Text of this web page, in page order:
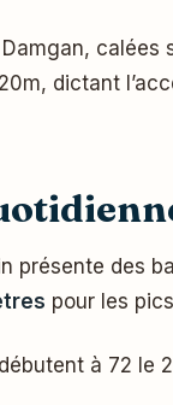
dictant
présente des
pour les
à 72 le